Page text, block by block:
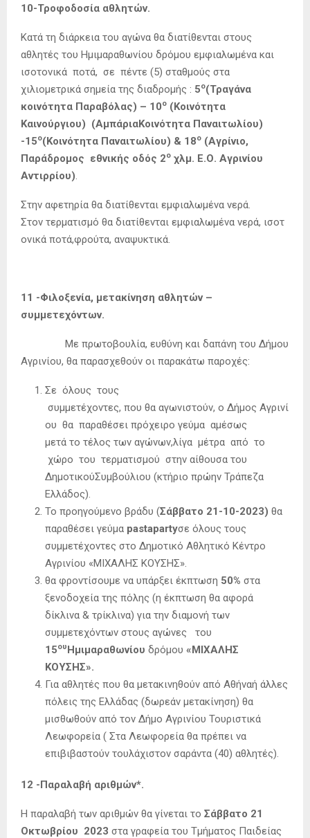
10-Τροφοδοσία αθλητών.
Κατά τη διάρκεια του αγώνα θα διατίθενται στους
αθλητές του Ημιμαραθωνίου δρόμου εμφιαλωμένα και
ισοτονικά ποτά, σε πέντε (5) σταθμούς στα
χιλιομετρικά σημεία της διαδρομής : 5ο(Τραγάνα
κοινότητα Παραβόλας) – 10ο (Κοινότητα
Καινούργιου) (ΑμπάριαΚοινότητα Παναιτωλίου)
-15ο(Κοινότητα Παναιτωλίου) & 18ο (Αγρίνιο,
Παράδρομος εθνικής οδός 2ο χλμ. Ε.Ο. Αγρινίου
Αντιρρίου).
Στην αφετηρία θα διατίθενται εμφιαλωμένα νερά.
Στον τερματισμό θα διατίθενται εμφιαλωμένα νερά, ισοτ
ονικά ποτά,φρούτα, αναψυκτικά.
11 -Φιλοξενία, μετακίνηση αθλητών –
συμμετεχόντων.
Με πρωτοβουλία, ευθύνη και δαπάνη του Δήμου
Αγρινίου, θα παρασχεθούν οι παρακάτω παροχές:
Σε όλους τους
συμμετέχοντες, που θα αγωνιστούν, ο Δήμος Αγρινί
ου θα παραθέσει πρόχειρο γεύμα αμέσως
μετά το τέλος των αγώνων,λίγα μέτρα από το
χώρο του τερματισμού στην αίθουσα του
ΔημοτικούΣυμβούλιου (κτήριο πρώην Τράπεζα
Ελλάδος).
Το προηγούμενο βράδυ (Σάββατο 21-10-2023) θα
παραθέσει γεύμα pastapartyσε όλους τους
συμμετέχοντες στο Δημοτικό Αθλητικό Κέντρο
Αγρινίου «ΜΙΧΑΛΗΣ ΚΟΥΣΗΣ».
θα φροντίσουμε να υπάρξει έκπτωση 50% στα
ξενοδοχεία της πόλης (η έκπτωση θα αφορά
δίκλινα & τρίκλινα) για την διαμονή των
συμμετεχόντων στους αγώνες του
15ουΗμιμαραθωνίου δρόμου «ΜΙΧΑΛΗΣ
ΚΟΥΣΗΣ».
Για αθλητές που θα μετακινηθούν από Αθήναή άλλες
πόλεις της Ελλάδας (δωρεάν μετακίνηση) θα
μισθωθούν από τον Δήμο Αγρινίου Τουριστικά
Λεωφορεία ( Στα Λεωφορεία θα πρέπει να
επιβιβαστούν τουλάχιστον σαράντα (40) αθλητές).
12 -Παραλαβή αριθμών*.
Η παραλαβή των αριθμών θα γίνεται το Σάββατο 21
Οκτωβρίου 2023 στα γραφεία του Τμήματος Παιδείας